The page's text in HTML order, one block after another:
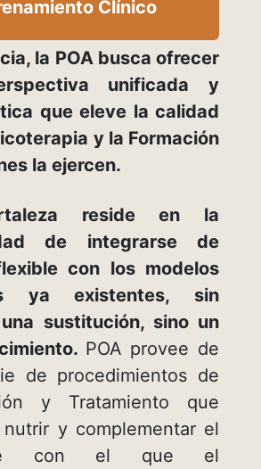
Clínico
la POA busca ofrecer
unificada y
que eleve la calidad
y la Formación
la ejercen.
reside en la
de integrarse de
con los modelos
ya existentes, sin
sustitución, sino un
POA provee de
de procedimientos de
y Tratamiento que
y complementar el
con el que el